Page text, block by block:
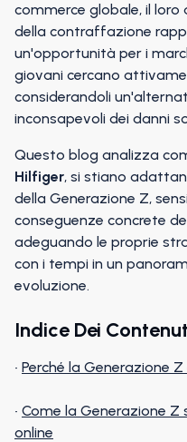
commerce globale, il
della contraffazione
un'opportunità per i
giovani cercano
considerandoli
inconsapevoli dei danni
Questo blog analizza
Hilfiger, si stiano
della Generazione Z,
conseguenze concrete
adeguando le proprie
con i tempi in un
evoluzione.
Indice Dei
• Perché la Generazione
• Come la Generazione
online